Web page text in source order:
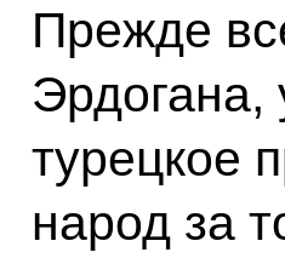
Прежде
Эрдогана,
турецкое
народ за